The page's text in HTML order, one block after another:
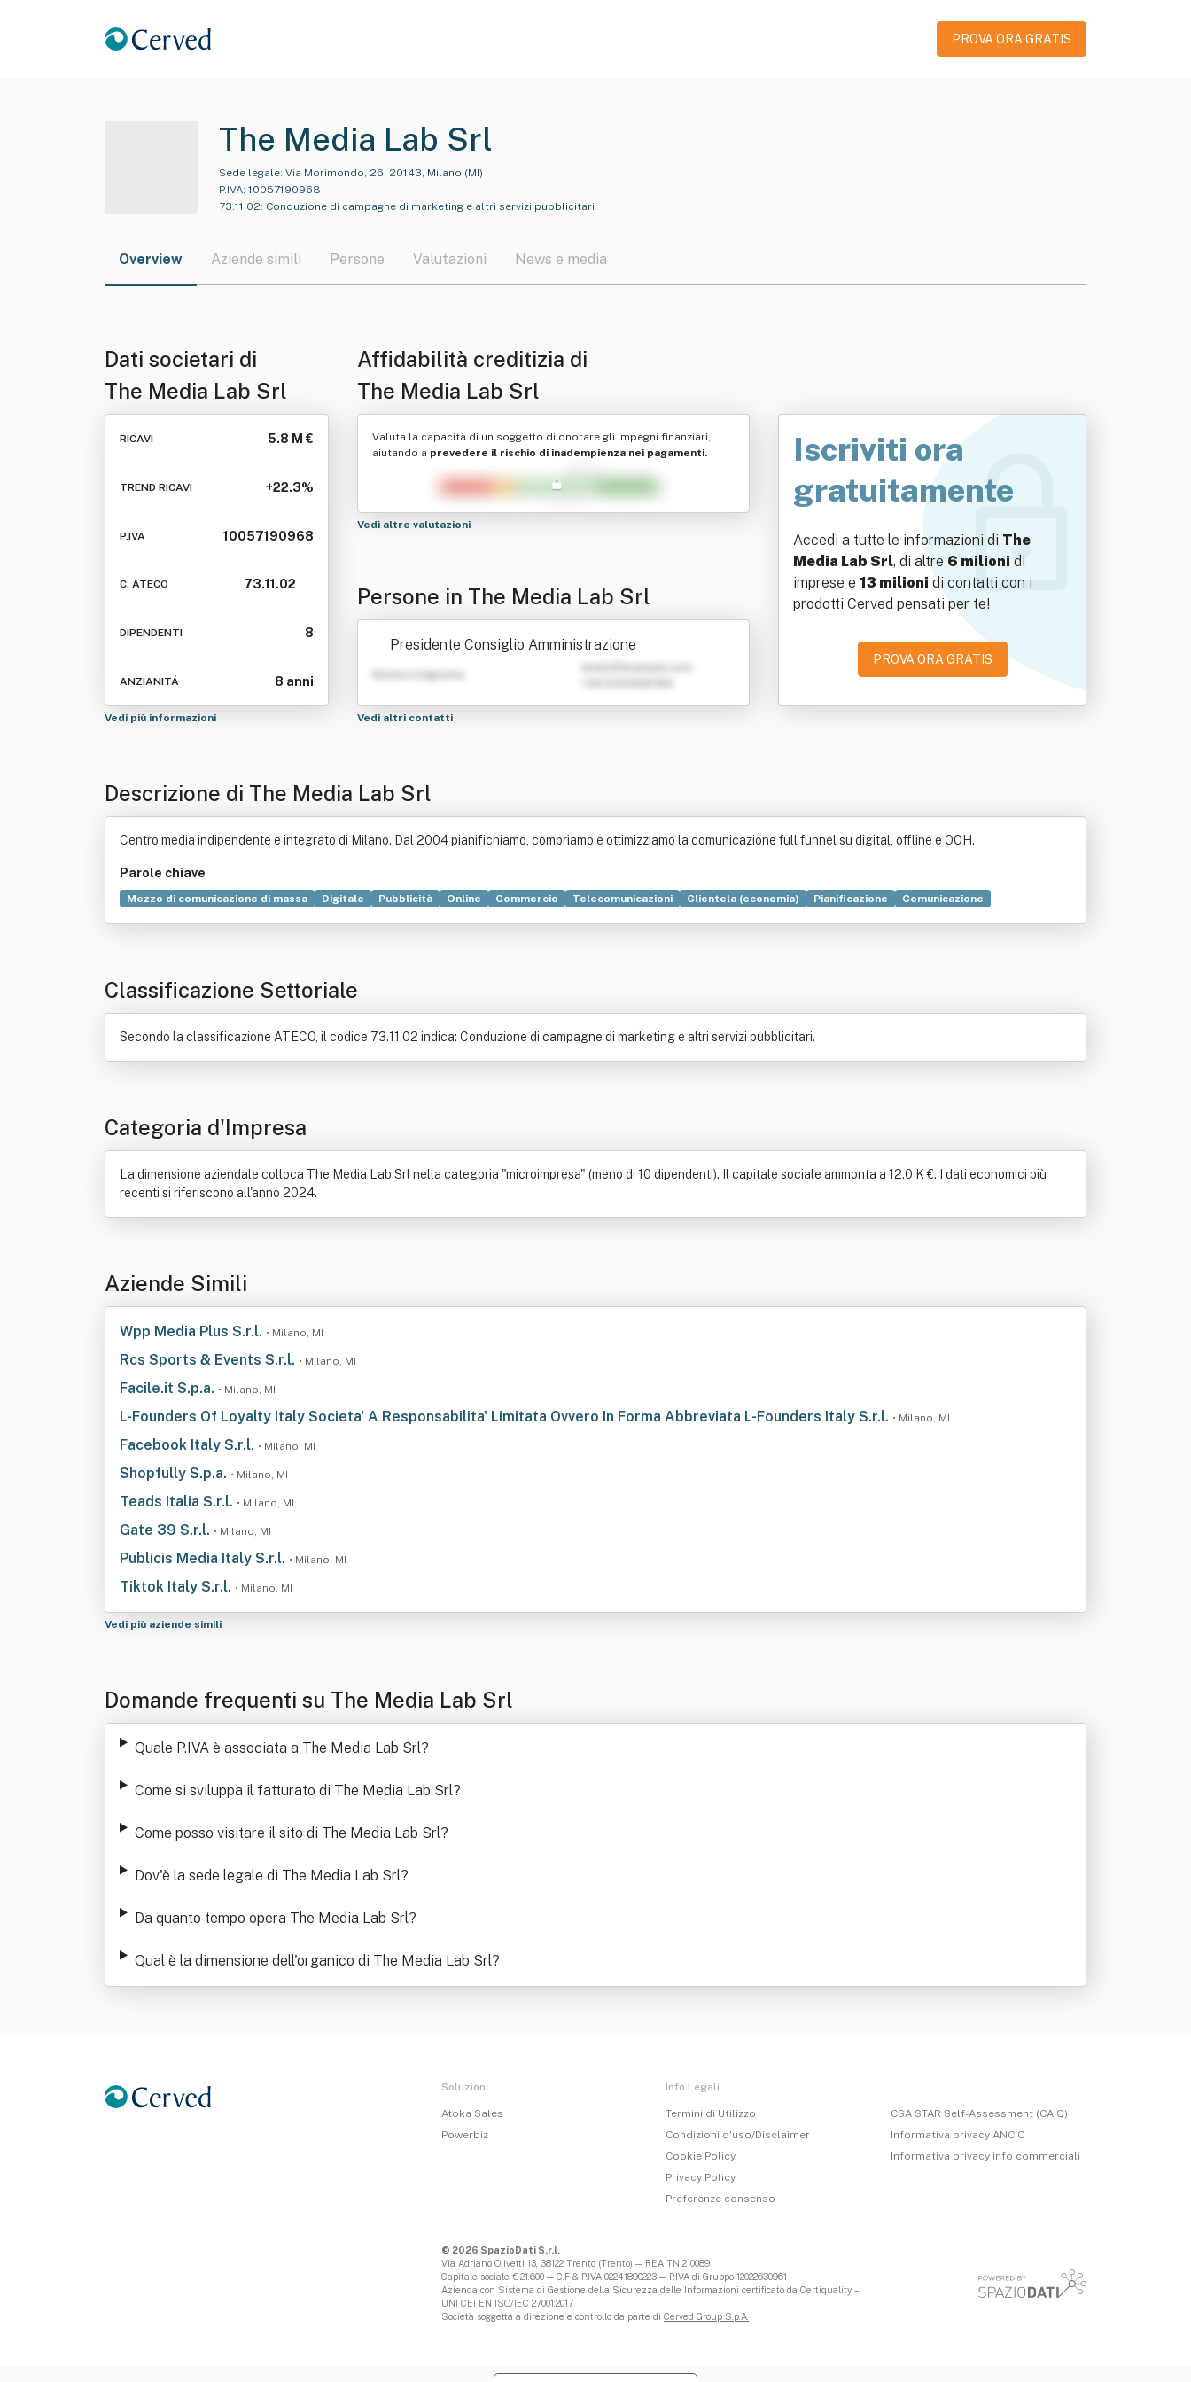
PROVA ORA GRATIS
The Media Lab Srl
Sede legale: Via Morimondo, 26, 20143, Milano (MI)
P.IVA: 10057190968
73.11.02: Conduzione di campagne di marketing e altri servizi pubblicitari
Overview Aziende simili Persone Valutazioni News e media
Dati societari di
The Media Lab Srl
RICAVI 5.8 M €
TREND RICAVI +22.3%
P.IVA 10057190968
C. ATECO 73.11.02
DIPENDENTI 8
ANZIANITÁ 8 anni
Vedi più informazioni
Affidabilità creditizia di
The Media Lab Srl
Valuta la capacità di un soggetto di onorare gli impegni finanziari,
aiutando a prevedere il rischio di inadempienza nei pagamenti.
Vedi altre valutazioni
Persone in The Media Lab Srl
Presidente Consiglio Amministrazione
Nome e Cognome
Vedi altri contatti
Iscriviti ora
gratuitamente
Accedi a tutte le informazioni di The
Media Lab Srl, di altre 6 milioni di
imprese e 13 milioni di contatti con i
prodotti Cerved pensati per te!
PROVA ORA GRATIS
Descrizione di The Media Lab Srl
Centro media indipendente e integrato di Milano. Dal 2004 pianifichiamo, compriamo e ottimizziamo la comunicazione full funnel su digital, offline e OOH.
Parole chiave
Mezzo di comunicazione di massa Digitale Pubblicità Online Commercio Telecomunicazioni Clientela (economia) Pianificazione
Comunicazione
Classificazione Settoriale
Secondo la classificazione ATECO, il codice 73.11.02 indica: Conduzione di campagne di marketing e altri servizi pubblicitari.
Categoria d'Impresa
La dimensione aziendale colloca The Media Lab Srl nella categoria "microimpresa" (meno di 10 dipendenti). Il capitale sociale ammonta a 12.0 K €. I dati economici più
recenti si riferiscono all'anno 2024.
Aziende Simili
Wpp Media Plus S.r.l. • Milano, MI
Rcs Sports & Events S.r.l. • Milano, MI
Facile.it S.p.a. • Milano, MI
L-Founders Of Loyalty Italy Societa' A Responsabilita' Limitata Ovvero In Forma Abbreviata L-Founders Italy S.r.l. • Milano, MI
Facebook Italy S.r.l. • Milano, MI
Shopfully S.p.a. • Milano, MI
Teads Italia S.r.l. • Milano, MI
Gate 39 S.r.l. • Milano, MI
Publicis Media Italy S.r.l. • Milano, MI
Tiktok Italy S.r.l. • Milano, MI
Vedi più aziende simili
Domande frequenti su The Media Lab Srl
Quale P.IVA è associata a The Media Lab Srl?
Come si sviluppa il fatturato di The Media Lab Srl?
Come posso visitare il sito di The Media Lab Srl?
Dov'è la sede legale di The Media Lab Srl?
Da quanto tempo opera The Media Lab Srl?
Qual è la dimensione dell'organico di The Media Lab Srl?
Soluzioni
Atoka Sales
Powerbiz
Info Legali
Termini di Utilizzo
Condizioni d'uso/Disclaimer
Cookie Policy
Privacy Policy
Preferenze consenso
CSA STAR Self-Assessment (CAIQ)
Informativa privacy ANCIC
Informativa privacy info commerciali
© 2026 SpazioDati S.r.l.
Via Adriano Olivetti 13, 38122 Trento (Trento) — REA TN 210089
Capitale sociale € 21.600 — C.F & P.IVA 02241890223 — P.IVA di Gruppo 12022630961
Azienda con Sistema di Gestione della Sicurezza delle Informazioni certificato da Certiquality –
UNI CEI EN ISO/IEC 27001:2017
Società soggetta a direzione e controllo da parte di Cerved Group S.p.A.